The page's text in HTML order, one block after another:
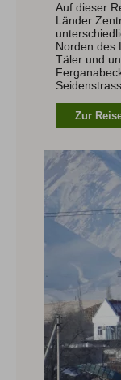
Auf dieser
Länder
Norden des
Täler und
Zur